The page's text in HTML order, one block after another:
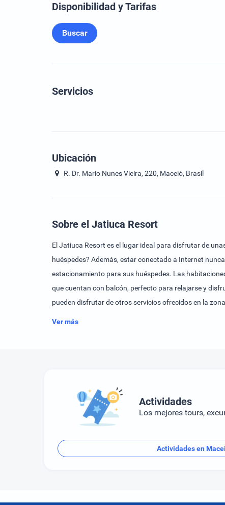
Disponibilidad y Tarifas
Buscar
Servicios
Ubicación
R. Dr. Mario Nunes Vieira, 220, Maceió, Brasil
Sobre el Jatiuca Resort
El Jatiuca Resort es el lugar ideal para disfrutar de
huéspedes? Además, estar conectado a Internet
estacionamiento para sus huéspedes. Las
que cuentan con balcón, perfecto para relajarse y
pueden disfrutar de otros servicios ofrecidos en la
Ver más
Actividades
Los mejores tours,
Actividades en